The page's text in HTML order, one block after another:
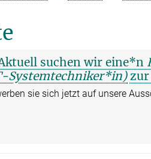
suchen wir eine*n
Systemtechniker*in)zur
sie sich jetzt auf unsere